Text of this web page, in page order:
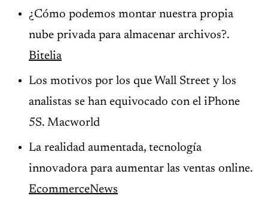
¿Cómo podemos montar nuestra propia
nube privada para almacenar archivos?.
Bitelia
Los motivos por los que Wall Street y los
analistas se han equivocado con el iPhone
5S. Macworld
La realidad aumentada, tecnología
innovadora para aumentar las ventas online.
EcommerceNews